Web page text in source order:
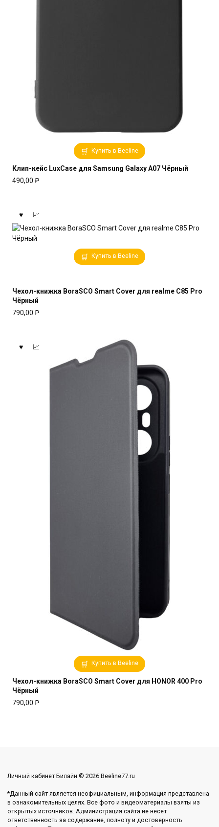
Купить в Beeline
Клип-кейс LuxCase для Samsung Galaxy A07 Чёрный
490,00 ₽
Купить в Beeline
Чехол-книжка BoraSCO Smart Cover для realme C85 Pro
Чёрный
790,00 ₽
Купить в Beeline
Чехол-книжка BoraSCO Smart Cover для HONOR 400 Pro
Чёрный
790,00 ₽
Личный кабинет Билайн © 2026 Beeline77.ru
*Данный сайт является неофициальным, информация представлена
в ознакомительных целях. Все фото и видеоматериалы взяты из
открытых источников. Администрация сайта не несет
ответственность за содержание, полноту и достоверность